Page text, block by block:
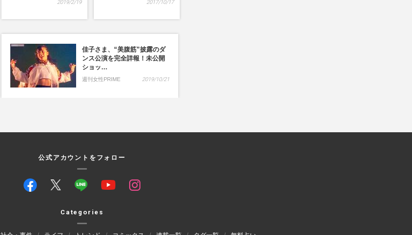
2019/2/19 2017/10/17
佳子さま、“美腹筋”披露のダ
ンス公演を完全詳報！未公開
ショッ…
週刊女性PRIME 2019/10/21
公式アカウントをフォロー
Categories